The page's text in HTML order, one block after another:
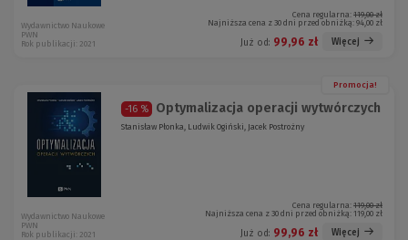
Cena regularna: 119,00 zł
Najniższa cena z 30 dni przed obniżką: 94,00 zł
Już od: 99,96 zł Więcej
Wydawnictwo Naukowe
PWN
Rok publikacji: 2021
Promocja!
-16 % Optymalizacja operacji wytwórczych
Stanisław Płonka, Ludwik Ogiński, Jacek Postrożny
Cena regularna: 119,00 zł
Najniższa cena z 30 dni przed obniżką: 119,00 zł
Już od: 99,96 zł Więcej
Wydawnictwo Naukowe
PWN
Rok publikacji: 2021